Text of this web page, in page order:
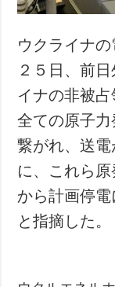
事故・緊急
追加
特集
インタビュー
写真
動画
ウクライナ
２５日、前
イナの非被
全ての原子
繋がれ、送
に、これら
から計画停
と指摘した。